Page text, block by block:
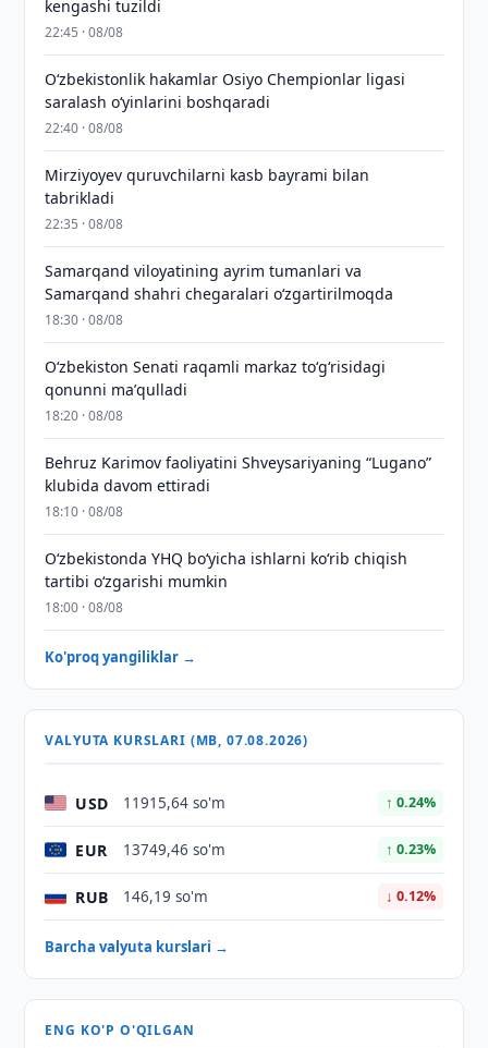
kengashi tuzildi
22:45 · 08/08
O‘zbekistonlik hakamlar Osiyo Chempionlar ligasi
saralash o‘yinlarini boshqaradi
22:40 · 08/08
Mirziyoyev quruvchilarni kasb bayrami bilan
tabrikladi
22:35 · 08/08
Samarqand viloyatining ayrim tumanlari va
Samarqand shahri chegaralari oʻzgartirilmoqda
18:30 · 08/08
Oʻzbekiston Senati raqamli markaz toʻgʻrisidagi
qonunni maʼqulladi
18:20 · 08/08
Behruz Karimov faoliyatini Shveysariyaning “Lugano”
klubida davom ettiradi
18:10 · 08/08
O‘zbekistonda YHQ bo‘yicha ishlarni ko‘rib chiqish
tartibi o‘zgarishi mumkin
18:00 · 08/08
Ko'proq yangiliklar →
VALYUTA KURSLARI (MB, 07.08.2026)
USD 11915,64 so'm ↑ 0.24%
EUR 13749,46 so'm ↑ 0.23%
RUB 146,19 so'm ↓ 0.12%
Barcha valyuta kurslari →
ENG KO'P O'QILGAN